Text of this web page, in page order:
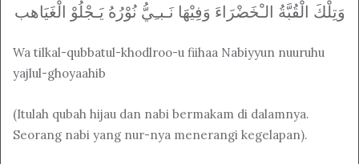
ﻭَﺗِﻠْﻚَ ﺍﻟْﻘُﺒَّﺔُ ﺍﻟـْﺨَﻀْﺮَﺍﺀَ ﻭَﻓِﻴْﻬَﺎ ﻧَـﺒـِﻲُّ ﻧُﻮْﺭُﻩُ ﻳَـﺠْﻠُﻮْ ﺍﻟْﻐَﻴَﺎهب
Wa tilkal-qubbatul-khodlroo-u fiihaa Nabiyyun nuuruhu
yajlul-ghoyaahib
(Itulah qubah hijau dan nabi bermakam di dalamnya.
Seorang nabi yang nur-nya menerangi kegelapan).